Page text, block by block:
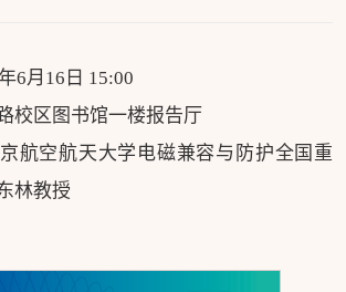
6月16日 15:00
校区图书馆一楼报告厅
航空航天大学电磁兼容与防护全国重
林教授